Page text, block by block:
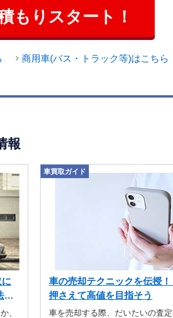
ンターフェース
標準で装備した
テリープラスを
ュトゥパスボ
にあるコントロ
システムをよ
車両のディスプ
もりスタート！
商用車(バス・トラック等)はこちら
報
も
、
車買取ガイド
車の売却テクニックを伝授
押さえて高値を目指そう
車を売却する際、だいたいの査